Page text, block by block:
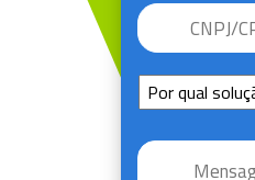
CNPJ/CPF
Sem
Título
Mensagem *